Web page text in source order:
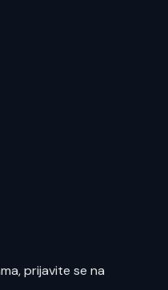
prijavite se na